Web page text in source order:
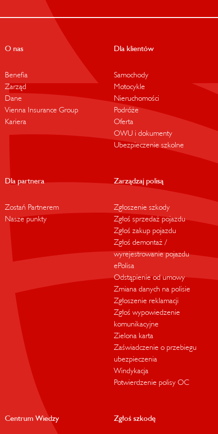
O nas
Benefia
Zarząd
Dane
Vienna Insurance Group
Kariera
Dla klientów
Samochody
Motocykle
Nieruchomości
Podróże
Oferta
OWU i dokumenty
Ubezpieczenie szkolne
Dla partnera
Zostań Partnerem
Nasze punkty
Zarządzaj polisą
Zgłoszenie szkody
Zgłoś sprzedaż pojazdu
Zgłoś zakup pojazdu
Zgłoś demontaż /
wyrejestrowanie pojazdu
ePolisa
Odstąpienie od umowy
Zmiana danych na polisie
Zgłoszenie reklamacji
Zgłoś wypowiedzenie
komunikacyjne
Zielona karta
Zaświadczenie o przebiegu
ubezpieczenia
Windykacja
Potwierdzenie polisy OC
Centrum Wiedzy Zgłoś szkodę